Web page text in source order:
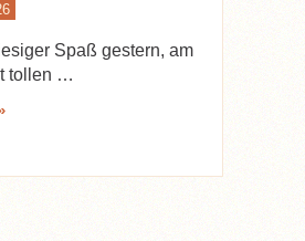
Spaß gestern, am
tollen …